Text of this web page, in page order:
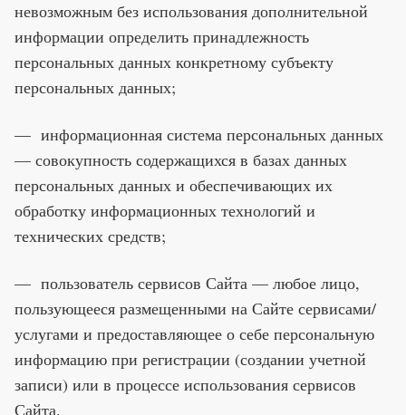
невозможным без использования дополнительной
информации определить принадлежность
персональных данных конкретному субъекту
персональных данных;
— информационная система персональных данных
— совокупность содержащихся в базах данных
персональных данных и обеспечивающих их
обработку информационных технологий и
технических средств;
— пользователь сервисов Сайта — любое лицо,
пользующееся размещенными на Сайте сервисами/
услугами и предоставляющее о себе персональную
информацию при регистрации (создании учетной
записи) или в процессе использования сервисов
Сайта.